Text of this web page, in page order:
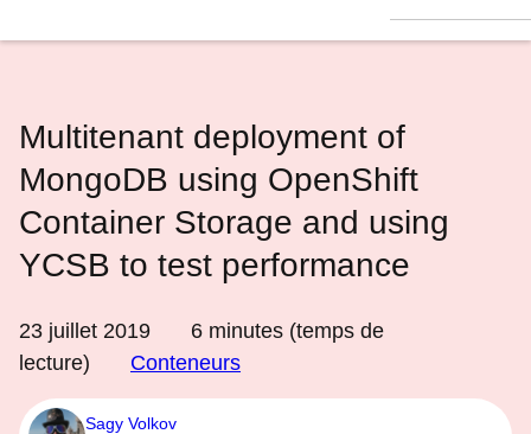
Multitenant deployment of
MongoDB using OpenShift
Container Storage and using
YCSB to test performance
23 juillet 2019 6 minutes (temps de
lecture)
Conteneurs
Sagy Volkov